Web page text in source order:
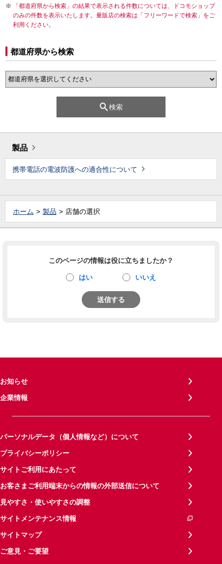
「都道府県から検索」の結果で表示される件数については、ドコモショップ
のみの件数を表示いたします。量販店の検索は「フリーワードで検索」をご
利用ください。
都道府県から検索
検索
製品
携帯電話の電波防護への適合性について
ホーム 製品 店舗の選択
このページの情報は役に立ちましたか？
はい いいえ
送信する
お知らせ
企業情報
パーソナルデータ（個人情報など）について
プライバシーポリシー
サイトご利用にあたって
お客さまご利用端末からの情報の外部送信について
見やすさ・使いやすさの調整
サイトメンテナンス情報
サイトマップ
ご意見・ご要望